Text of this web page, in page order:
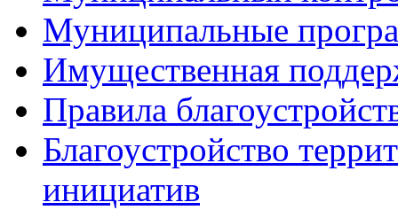
Муниципальные
Имущественная
Правила
Благоустройство
инициатив